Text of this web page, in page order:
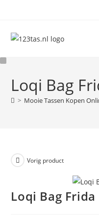
inhoud
Loqi Bag
> Mooie Tassen Kopen
Vorig product
Loqi Bag